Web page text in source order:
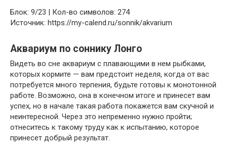
Блок: 9/23 | Кол-во символов: 274
Источник: https://my-calend.ru/sonnik/akvarium
Аквариум по соннику Лонго
Видеть во сне аквариум с плавающими в нем рыбками,
которых кормите — вам предстоит неделя, когда от вас
потребуется много терпения, будьте готовы к монотонной
работе. Возможно, она в конечном итоге и принесет вам
успех, но в начале такая работа покажется вам скучной и
неинтересной. Через это непременно нужно пройти;
отнеситесь к такому труду как к испытанию, которое
принесет добрый результат.